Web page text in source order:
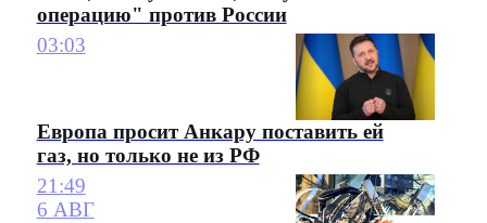
операцию" против России
03:03
Европа просит Анкару поставить ей
газ, но только не из РФ
21:49
6 АВГ